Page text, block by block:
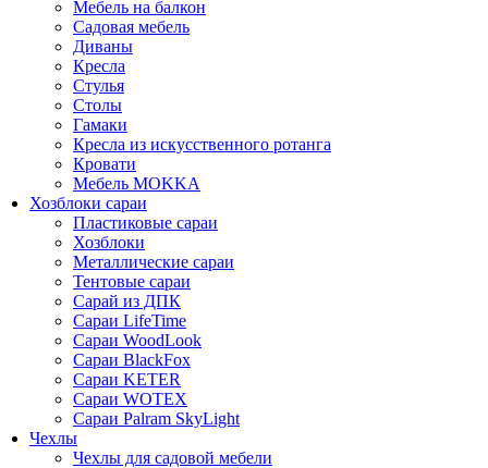
Мебель на балкон
Садовая мебель
Диваны
Кресла
Стулья
Столы
Гамаки
Кресла из искусственного ротанга
Кровати
Мебель MOKKA
Хозблоки сараи
Пластиковые сараи
Хозблоки
Металлические сараи
Тентовые сараи
Сарай из ДПК
Cараи LifeTime
Cараи WoodLook
Сараи BlackFox
Сараи KETER
Сараи WOTEX
Сараи Palram SkyLight
Чехлы
Чехлы для садовой мебели